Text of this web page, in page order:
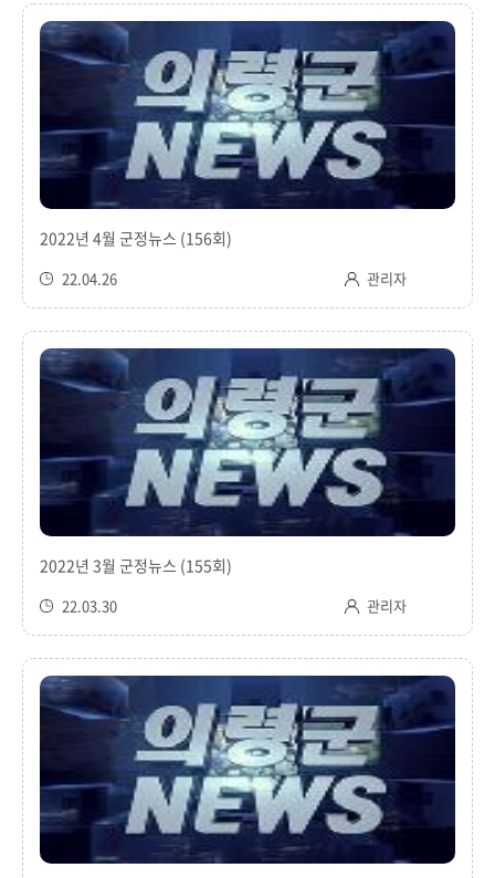
2022년 4월 군정뉴스 (156회)
22.04.26 관리자
2022년 3월 군정뉴스 (155회)
22.03.30 관리자